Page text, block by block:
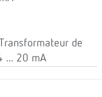
de
... 20 mA